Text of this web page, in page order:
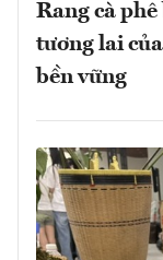
Rang cà
tương lai
bền vững